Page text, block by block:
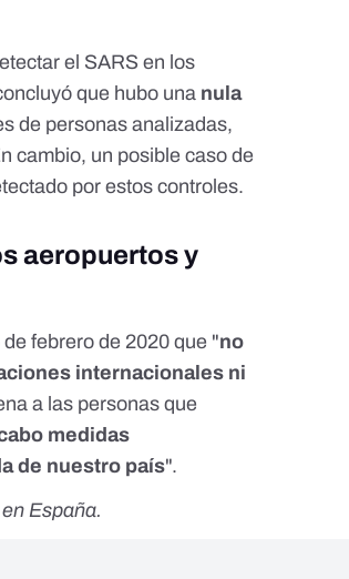
el SARS en los
que hubo una nula
de personas analizadas,
cambio, un posible caso de
por estos controles.
aeropuertos y
de febrero de 2020que "no
internacionales ni
a las personas que
medidas
de nuestro país".
España.